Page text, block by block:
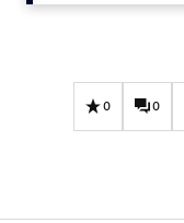
Influencer marketing
Interne communicatie
Merkstrategie
0 0